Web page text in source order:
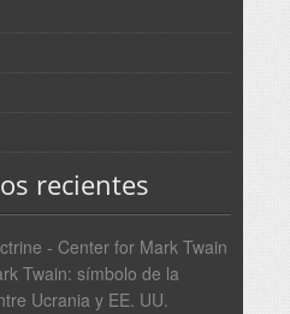
recientes
- Center for Mark Twain
Twain: símbolo de la
Ucrania y EE. UU.